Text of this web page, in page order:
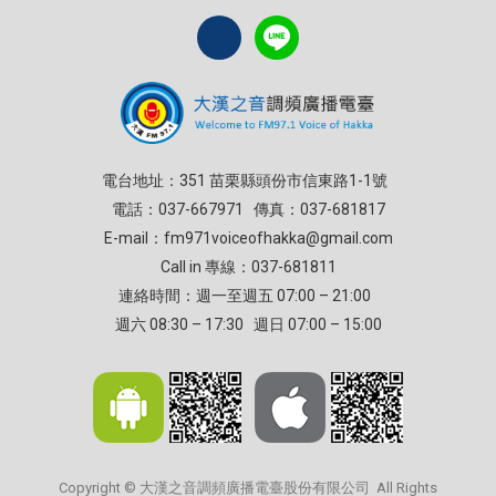
電台地址：351 苗栗縣頭份市信東路1-1號
電話：037-667971 傳真：037-681817
E-mail： fm971voiceofhakka@gmail.com
Call in 專線：037-681811
連絡時間：週一至週五 07:00 – 21:00
週六 08:30 – 17:30 週日 07:00 – 15:00
Copyright © 大漢之音調頻廣播電臺股份有限公司 All Rights